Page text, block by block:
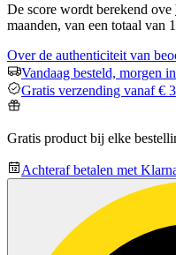
De score wordt berekend ove
maanden, van een totaal van
Over de authenticiteit van
Vandaag besteld, morgen
Gratis verzending vanaf €
Gratis product bij elke
Achteraf betalen met